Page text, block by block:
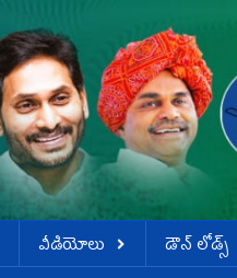
వీడియోలు డౌన్ లోడ్స్